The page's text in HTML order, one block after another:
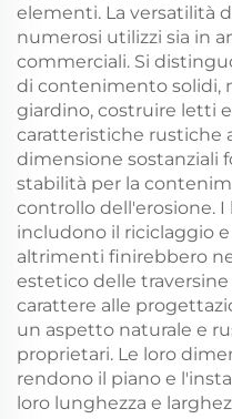
elementi. La versatilità
numerosi utilizzi sia in
commerciali. Si
di contenimento solidi,
giardino, costruire letti
caratteristiche rustiche
dimensione sostanziali
stabilità per la
controllo dell'erosione.
includono il riciclaggio
altrimenti finirebbero
estetico delle
carattere alle
un aspetto naturale e
proprietari. Le loro
rendono il piano e
loro lunghezza e